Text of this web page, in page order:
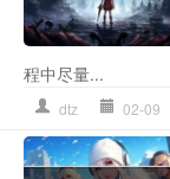
程中尽量...
dtz 02-09